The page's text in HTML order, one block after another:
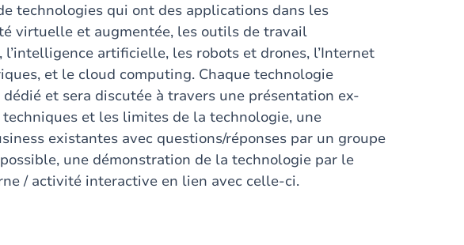
technologies qui ont des applications dans les
virtuelle et augmentée, les outils de travail
artificielle, les robots et drones, l’Internet
et le cloud computing. Chaque technologie
dédié et sera discutée à travers une présentation ex-
et les limites de la technologie, une
existantes avec questions/réponses par un groupe
une démonstration de la technologie par le
/ activité interactive en lien avec celle-ci.